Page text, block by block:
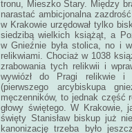
tronu, Mieszko Stary. Między
narastać ambicjonalna
w Krakowie urzędował tylko
siedzibą wielkich książąt, a
w Gnieźnie była stolica, no i
relikwiami. Chociaż w 1038
zrabowania tych relikwii i
wywiózł do Pragi relikwie i
(pierwszego arcybiskupa
męczenników, to jednak część
głowy świętego. W Krakowie,
święty Stanisław biskup już
kanonizację trzeba było